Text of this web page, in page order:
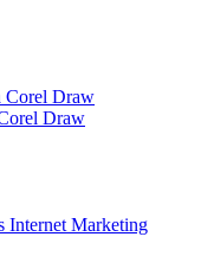
Corel Draw
Draw
Internet Marketing